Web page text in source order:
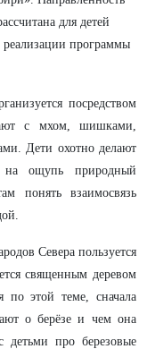
для детей
реализации программы
посредством
с мхом, шишками,
Дети охотно делают
ощупь природный
понять взаимосвязь
Севера пользуется
священным деревом
по этой теме, сначала
о берёзе и чем она
про березовые